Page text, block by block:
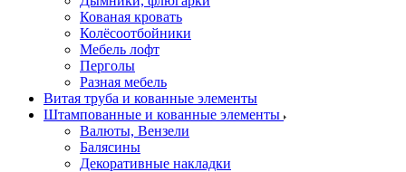
Кованая кровать
Колёсоотбойники
Мебель лофт
Перголы
Разная мебель
Витая труба и кованные элементы
Штампованные и кованные элементы
Валюты, Вензели
Балясины
Декоративные накладки